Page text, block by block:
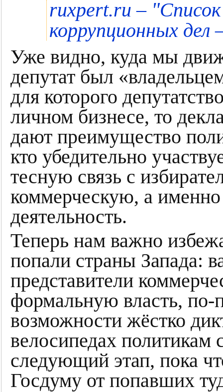
ruxpert.ru – "
коррупционных
Уже видно, куда мы
депутат был
для которого
личном бизнесе, то
дают преимущество
кто убедительно
тесную связь с
коммерческую, а
деятельность.
Теперь нам важно
попали страны Запада:
представители
формальную власть,
возможности жёстко
велосипедах
следующий этап, пока
Госдуму от попавших